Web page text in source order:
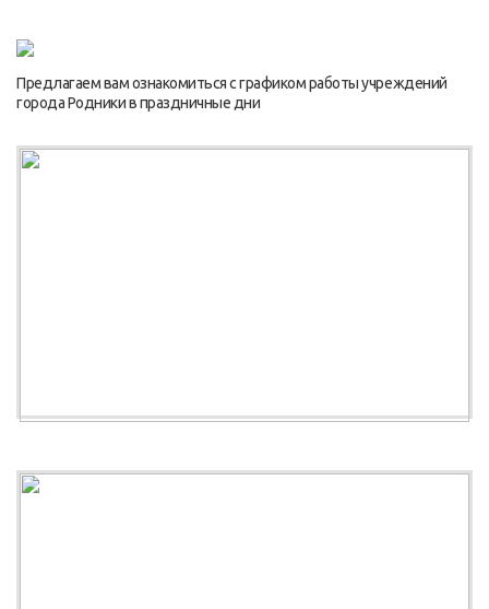
Предлагаем вам ознакомиться с графиком работы учреждений
города Родники в праздничные дни